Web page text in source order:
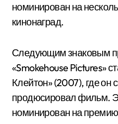
номинирован на
кинонаград.
Следующим знаковым
«Smokehouse Pictures»
Клейтон» (2007), где он
продюсировал фильм.
номинирован на